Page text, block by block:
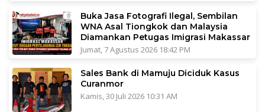
Buka Jasa Fotografi Ilegal, Sembilan
WNA Asal Tiongkok dan Malaysia
Diamankan Petugas Imigrasi Makassar
Jumat, 7 Agustus 2026 18:42 PM
Sales Bank di Mamuju Diciduk Kasus
Curanmor
Kamis, 30 Juli 2026 10:31 AM